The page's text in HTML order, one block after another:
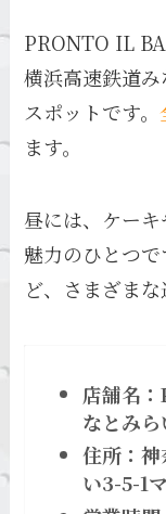
PRONTO IL
横浜高速鉄道
スポットです。
ます。
昼には、ケー
魅力のひとつ
ど、さまざま
店舗名
なとみら
住所：
い3-5-1